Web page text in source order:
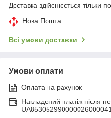
Доставка здійснюється тільки
Нова Пошта
Всі умови доставки
Умови оплати
Оплата на рахунок
Накладений платіж після